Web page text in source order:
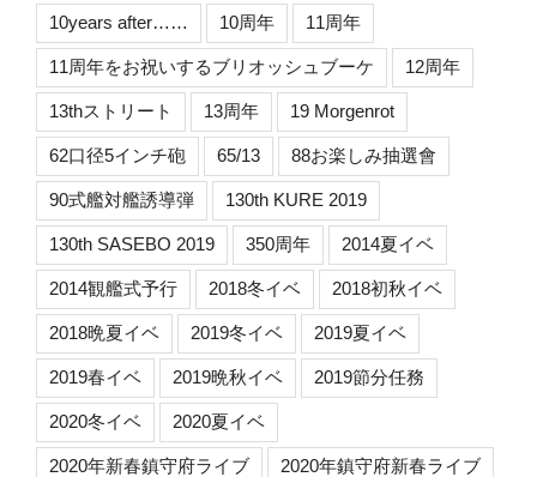
10years after…… 10周年 11周年
11周年をお祝いするブリオッシュブーケ 12周年
13thストリート 13周年 19 Morgenrot
62口径5インチ砲 65/13 88お楽しみ抽選會
90式艦対艦誘導弾 130th KURE 2019
130th SASEBO 2019 350周年 2014夏イベ
2014観艦式予行 2018冬イベ 2018初秋イベ
2018晩夏イベ 2019冬イベ 2019夏イベ
2019春イベ 2019晩秋イベ 2019節分任務
2020冬イベ 2020夏イベ
2020年新春鎮守府ライブ 2020年鎮守府新春ライブ